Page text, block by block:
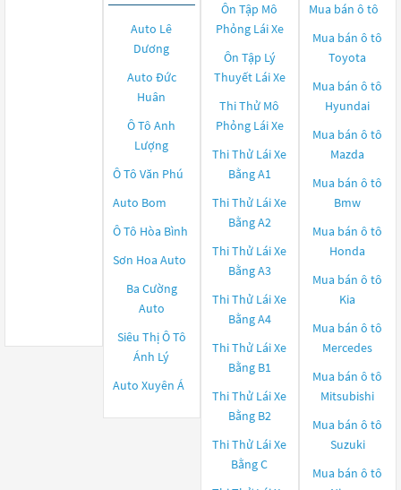
Auto Lê
Dương
Auto Đức
Huân
Ô Tô Anh
Lượng
Ô Tô Văn Phú
Auto Bom
Ô Tô Hòa Bình
Sơn Hoa Auto
Ba Cường
Auto
Siêu Thị Ô Tô
Ánh Lý
Auto Xuyên Á
Ôn Tập Mô
Phỏng Lái Xe
Ôn Tập Lý
Thuyết Lái Xe
Thi Thử Mô
Phỏng Lái Xe
Thi Thử Lái Xe
Bằng A1
Thi Thử Lái Xe
Bằng A2
Thi Thử Lái Xe
Bằng A3
Thi Thử Lái Xe
Bằng A4
Thi Thử Lái Xe
Bằng B1
Thi Thử Lái Xe
Bằng B2
Thi Thử Lái Xe
Bằng C
Mua bán ô tô
Mua bán ô tô
Toyota
Mua bán ô tô
Hyundai
Mua bán ô tô
Mazda
Mua bán ô tô
Bmw
Mua bán ô tô
Honda
Mua bán ô tô
Kia
Mua bán ô tô
Mercedes
Mua bán ô tô
Mitsubishi
Mua bán ô tô
Suzuki
Mua bán ô tô